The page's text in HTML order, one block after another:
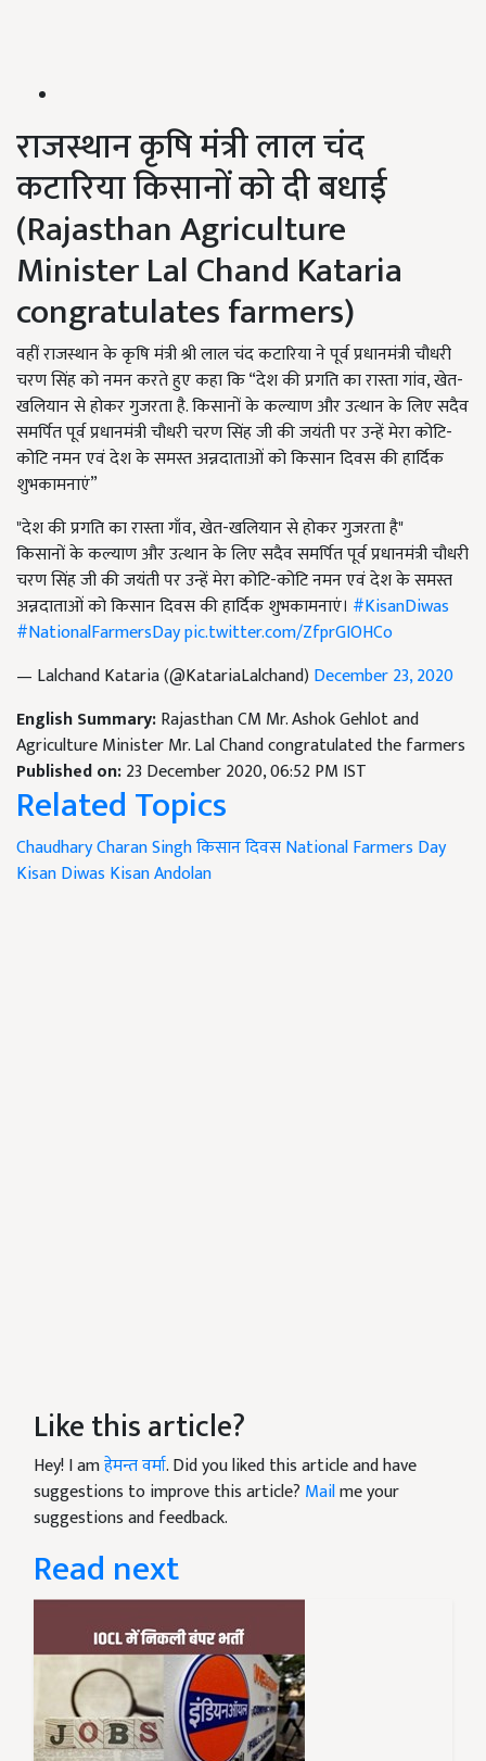
राजस्थान कृषि मंत्री लाल चंद
कटारिया किसानों को दी बधाई
(Rajasthan Agriculture
Minister Lal Chand Kataria
congratulates farmers)
वहीं राजस्थान के कृषि मंत्री श्री लाल चंद कटारिया ने पूर्व प्रधानमंत्री चौधरी
चरण सिंह को नमन करते हुए कहा कि “देश की प्रगति का रास्ता गांव, खेत-
खलियान से होकर गुजरता है. किसानों के कल्याण और उत्थान के लिए सदैव
समर्पित पूर्व प्रधानमंत्री चौधरी चरण सिंह जी की जयंती पर उन्हें मेरा कोटि-
कोटि नमन एवं देश के समस्त अन्नदाताओं को किसान दिवस की हार्दिक
शुभकामनाएं”
"देश की प्रगति का रास्ता गाँव, खेत-खलियान से होकर गुजरता है"
किसानों के कल्याण और उत्थान के लिए सदैव समर्पित पूर्व प्रधानमंत्री चौधरी
चरण सिंह जी की जयंती पर उन्हें मेरा कोटि-कोटि नमन एवं देश के समस्त
अन्नदाताओं को किसान दिवस की हार्दिक शुभकामनाएं। #KisanDiwas
#NationalFarmersDaypic.twitter.com/ZfprGIOHCo
— Lalchand Kataria (@KatariaLalchand) December 23, 2020
English Summary:Rajasthan CM Mr. Ashok Gehlot and
Agriculture Minister Mr. Lal Chand congratulated the farmers
Published on:23 December 2020, 06:52 PM IST
Related Topics
Chaudhary Charan Singhकिसान दिवसNational Farmers Day
Kisan Diwas Kisan Andolan
Like this article?
Hey! I amहेमन्त वर्मा. Did you liked this article and have
suggestions to improve this article? Mailme your
suggestions and feedback.
Read next